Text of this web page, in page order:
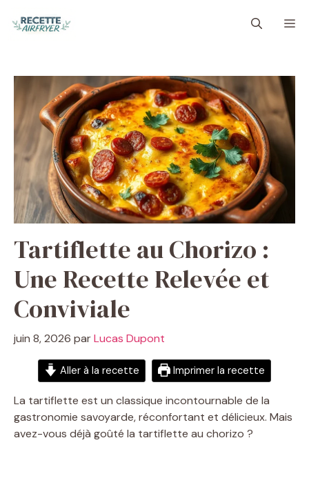
Tartiflette au Chorizo :
Une Recette Relevée et
Conviviale
juin 8, 2026 parLucas Dupont
Aller à la recette Imprimer la recette
La tartiflette est un classique incontournable de la
gastronomie savoyarde, réconfortant et délicieux. Mais
avez-vous déjà goûté la tartiflette au chorizo ?